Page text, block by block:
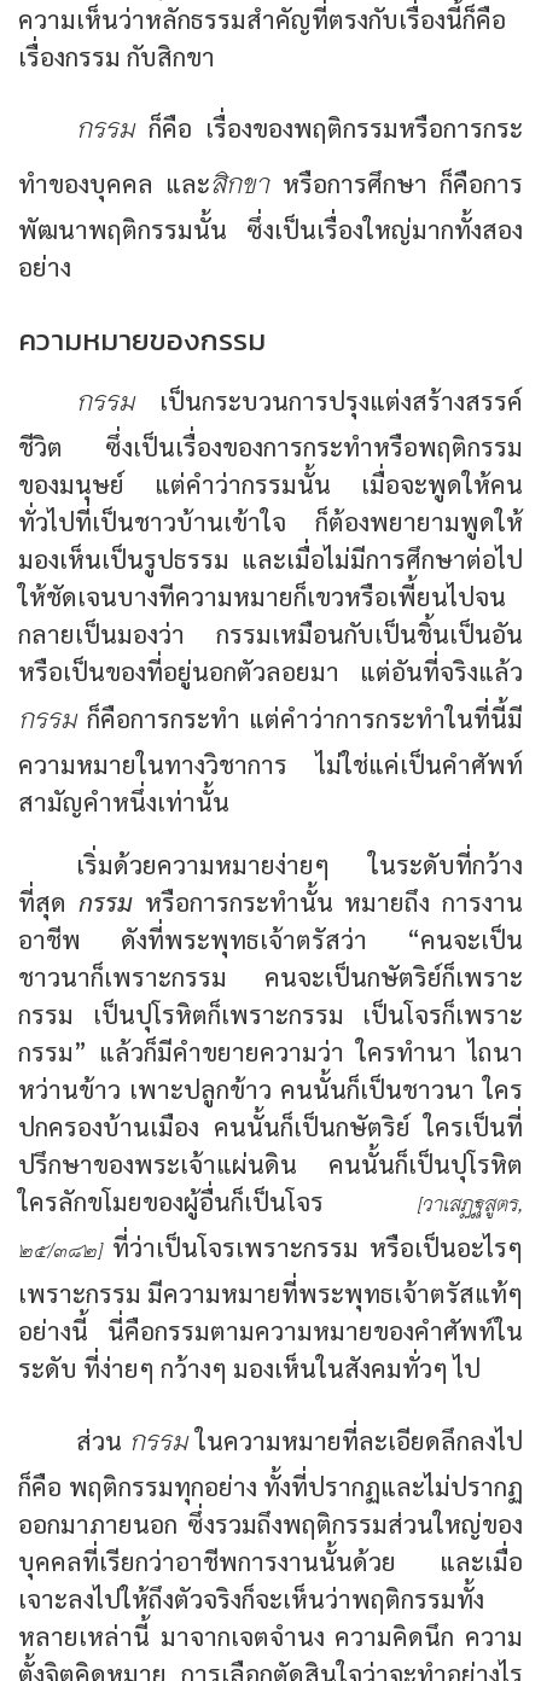
ความเห็นว่าหลักธรรมสำคัญที่ตรงกับเรื่องนี้ก็คือ
เรื่องกรรม กับสิกขา
กรรมก็คือ เรื่องของพฤติกรรมหรือการกระ
ทำของบุคคล และสิกขาหรือการศึกษา ก็คือการ
พัฒนาพฤติกรรมนั้น ซึ่งเป็นเรื่องใหญ่มากทั้งสอง
อย่าง
ความหมายของกรรม
กรรมเป็นกระบวนการปรุงแต่งสร้างสรรค์
ชีวิต ซึ่งเป็นเรื่องของการกระทำหรือพฤติกรรม
ของมนุษย์ แต่คำว่ากรรมนั้น เมื่อจะพูดให้คน
ทั่วไปที่เป็นชาวบ้านเข้าใจ ก็ต้องพยายามพูดให้
มองเห็นเป็นรูปธรรม และเมื่อไม่มีการศึกษาต่อไป
ให้ชัดเจนบางทีความหมายก็เขวหรือเพี้ยนไปจน
กลายเป็นมองว่า กรรมเหมือนกับเป็นชิ้นเป็นอัน
หรือเป็นของที่อยู่นอกตัวลอยมา แต่อันที่จริงแล้ว
กรรมก็คือการกระทำ แต่คำว่าการกระทำในที่นี้มี
ความหมายในทางวิชาการ ไม่ใช่แค่เป็นคำศัพท์
สามัญคำหนึ่งเท่านั้น
เริ่มด้วยความหมายง่ายๆ ในระดับที่กว้าง
ที่สุด กรรมหรือการกระทำนั้น หมายถึง การงาน
อาชีพ ดังที่พระพุทธเจ้าตรัสว่า “คนจะเป็น
ชาวนาก็เพราะกรรม คนจะเป็นกษัตริย์ก็เพราะ
กรรม เป็นปุโรหิตก็เพราะกรรม เป็นโจรก็เพราะ
กรรม” แล้วก็มีคำขยายความว่า ใครทำนา ไถนา
หว่านข้าว เพาะปลูกข้าว คนนั้นก็เป็นชาวนา ใคร
ปกครองบ้านเมือง คนนั้นก็เป็นกษัตริย์ ใครเป็นที่
ปรึกษาของพระเจ้าแผ่นดิน คนนั้นก็เป็นปุโรหิต
ใครลักขโมยของผู้อื่นก็เป็นโจร [วาเสฏฐสูตร,
๒๕/๓๘๒]ที่ว่าเป็นโจรเพราะกรรม หรือเป็นอะไรๆ
เพราะกรรม มีความหมายที่พระพุทธเจ้าตรัสแท้ๆ
อย่างนี้ นี่คือกรรมตามความหมายของคำศัพท์ใน
ระดับ ที่ง่ายๆ กว้างๆ มองเห็นในสังคมทั่วๆ ไป
ส่วน กรรมในความหมายที่ละเอียดลึกลงไป
ก็คือ พฤติกรรมทุกอย่าง ทั้งที่ปรากฏและไม่ปรากฏ
ออกมาภายนอก ซึ่งรวมถึงพฤติกรรมส่วนใหญ่ของ
บุคคลที่เรียกว่าอาชีพการงานนั้นด้วย และเมื่อ
เจาะลงไปให้ถึงตัวจริงก็จะเห็นว่าพฤติกรรมทั้ง
หลายเหล่านี้ มาจากเจตจำนง ความคิดนึก ความ
ตั้งจิตคิดหมาย การเลือกตัดสินใจว่าจะทำอย่างไร